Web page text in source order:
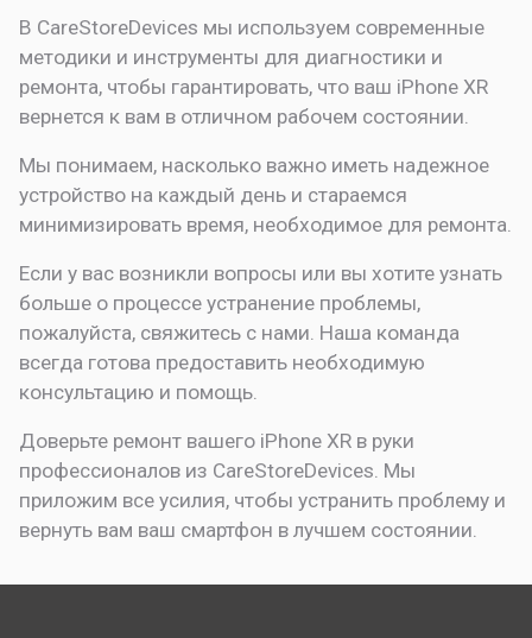
В CareStoreDevices мы используем современные
методики и инструменты для диагностики и
ремонта, чтобы гарантировать, что ваш iPhone XR
вернется к вам в отличном рабочем состоянии.
Мы понимаем, насколько важно иметь надежное
устройство на каждый день и стараемся
минимизировать время, необходимое для ремонта.
Если у вас возникли вопросы или вы хотите узнать
больше о процессе устранение проблемы,
пожалуйста, свяжитесь с нами. Наша команда
всегда готова предоставить необходимую
консультацию и помощь.
Доверьте ремонт вашего iPhone XR в руки
профессионалов из CareStoreDevices. Мы
приложим все усилия, чтобы устранить проблему и
вернуть вам ваш смартфон в лучшем состоянии.